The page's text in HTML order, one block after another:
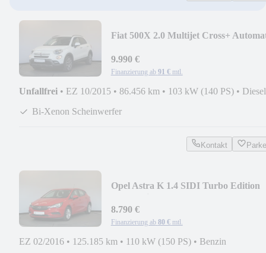
Fiat 500X 2.0 Multijet Cross+
9.990 €
Finanzierung ab 91 € mtl.
Unfallfrei • EZ 10/2015 • 86.456 km • 103 kW (140 PS) • Diesel
Bi-Xenon Scheinwerfer
Kontakt
Opel Astra K 1.4 SIDI Turbo Edition
8.790 €
Finanzierung ab 80 € mtl.
EZ 02/2016 • 125.185 km • 110 kW (150 PS) • Benzin